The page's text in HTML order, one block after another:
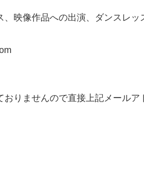
映像作品への出演、ダンスレッ
りませんので直接上記メールア